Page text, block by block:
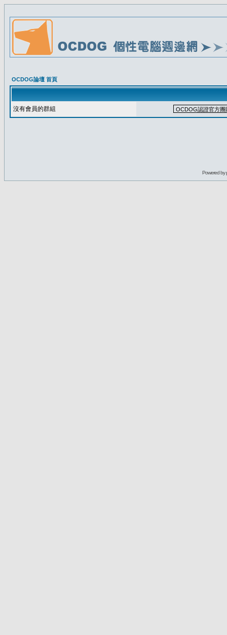
OCDOG論壇 首頁
沒有會員的群組
Powered by